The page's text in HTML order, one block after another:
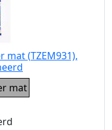
(TZEM931),
mat